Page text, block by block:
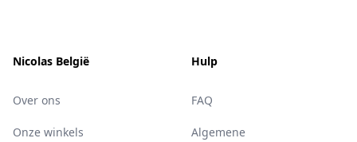
Nicolas België
Over ons
Onze winkels
Hulp
FAQ
Algemene